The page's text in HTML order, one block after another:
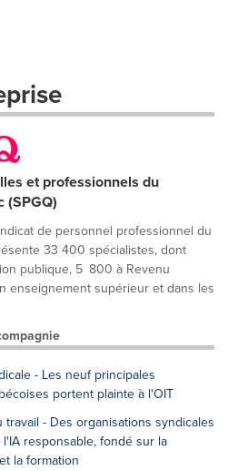
et professionnels du
(SPGQ)
de personnel professionnel du
33 400 spécialistes, dont
publique, 5 800 à Revenu
enseignement supérieur et dans les
- Les neuf principales
portent plainte à l'OIT
- Des organisations syndicales
responsable, fondé sur la
la formation